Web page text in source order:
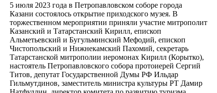
5 июля 2023 года в Петропавловском соборе города
Казани состоялось открытие приходского музея. В
торжественном мероприятии приняли участие митрополит
Казанский и Татарстанский Кирилл, епископ
Альметьевский и Бугульминский Мефодий, епископ
Чистопольский и Нижнекамский Пахомий, секретарь
Татарстанской митрополии иеромонах Кирилл (Корытко),
настоятель Петропавловского собора протоиерей Сергий
Титов, депутат Государственной Думы РФ Ильдар
Гильмутдинов, заместитель министра культуры РТ Дамир